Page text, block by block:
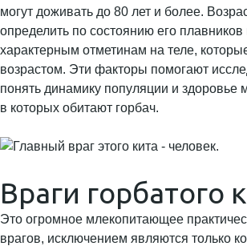
могут доживать до 80 лет и более.
определить по состоянию его плавников
характерным отметинам на теле,
возрастом. Эти факторы помогают
понять динамику популяции и здоровье
в которых обитают горбач.
Враги горбатого
Это огромное млекопитающее
врагов, исключением являются только